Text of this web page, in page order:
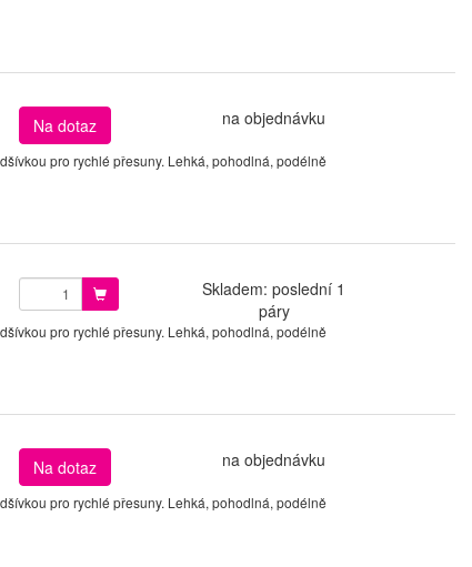
Na dotaz na objednávku
pro rychlé přesuny. Lehká, pohodlná, podélně
Skladem: poslední 1
páry
pro rychlé přesuny. Lehká, pohodlná, podélně
Na dotaz na objednávku
pro rychlé přesuny. Lehká, pohodlná, podélně